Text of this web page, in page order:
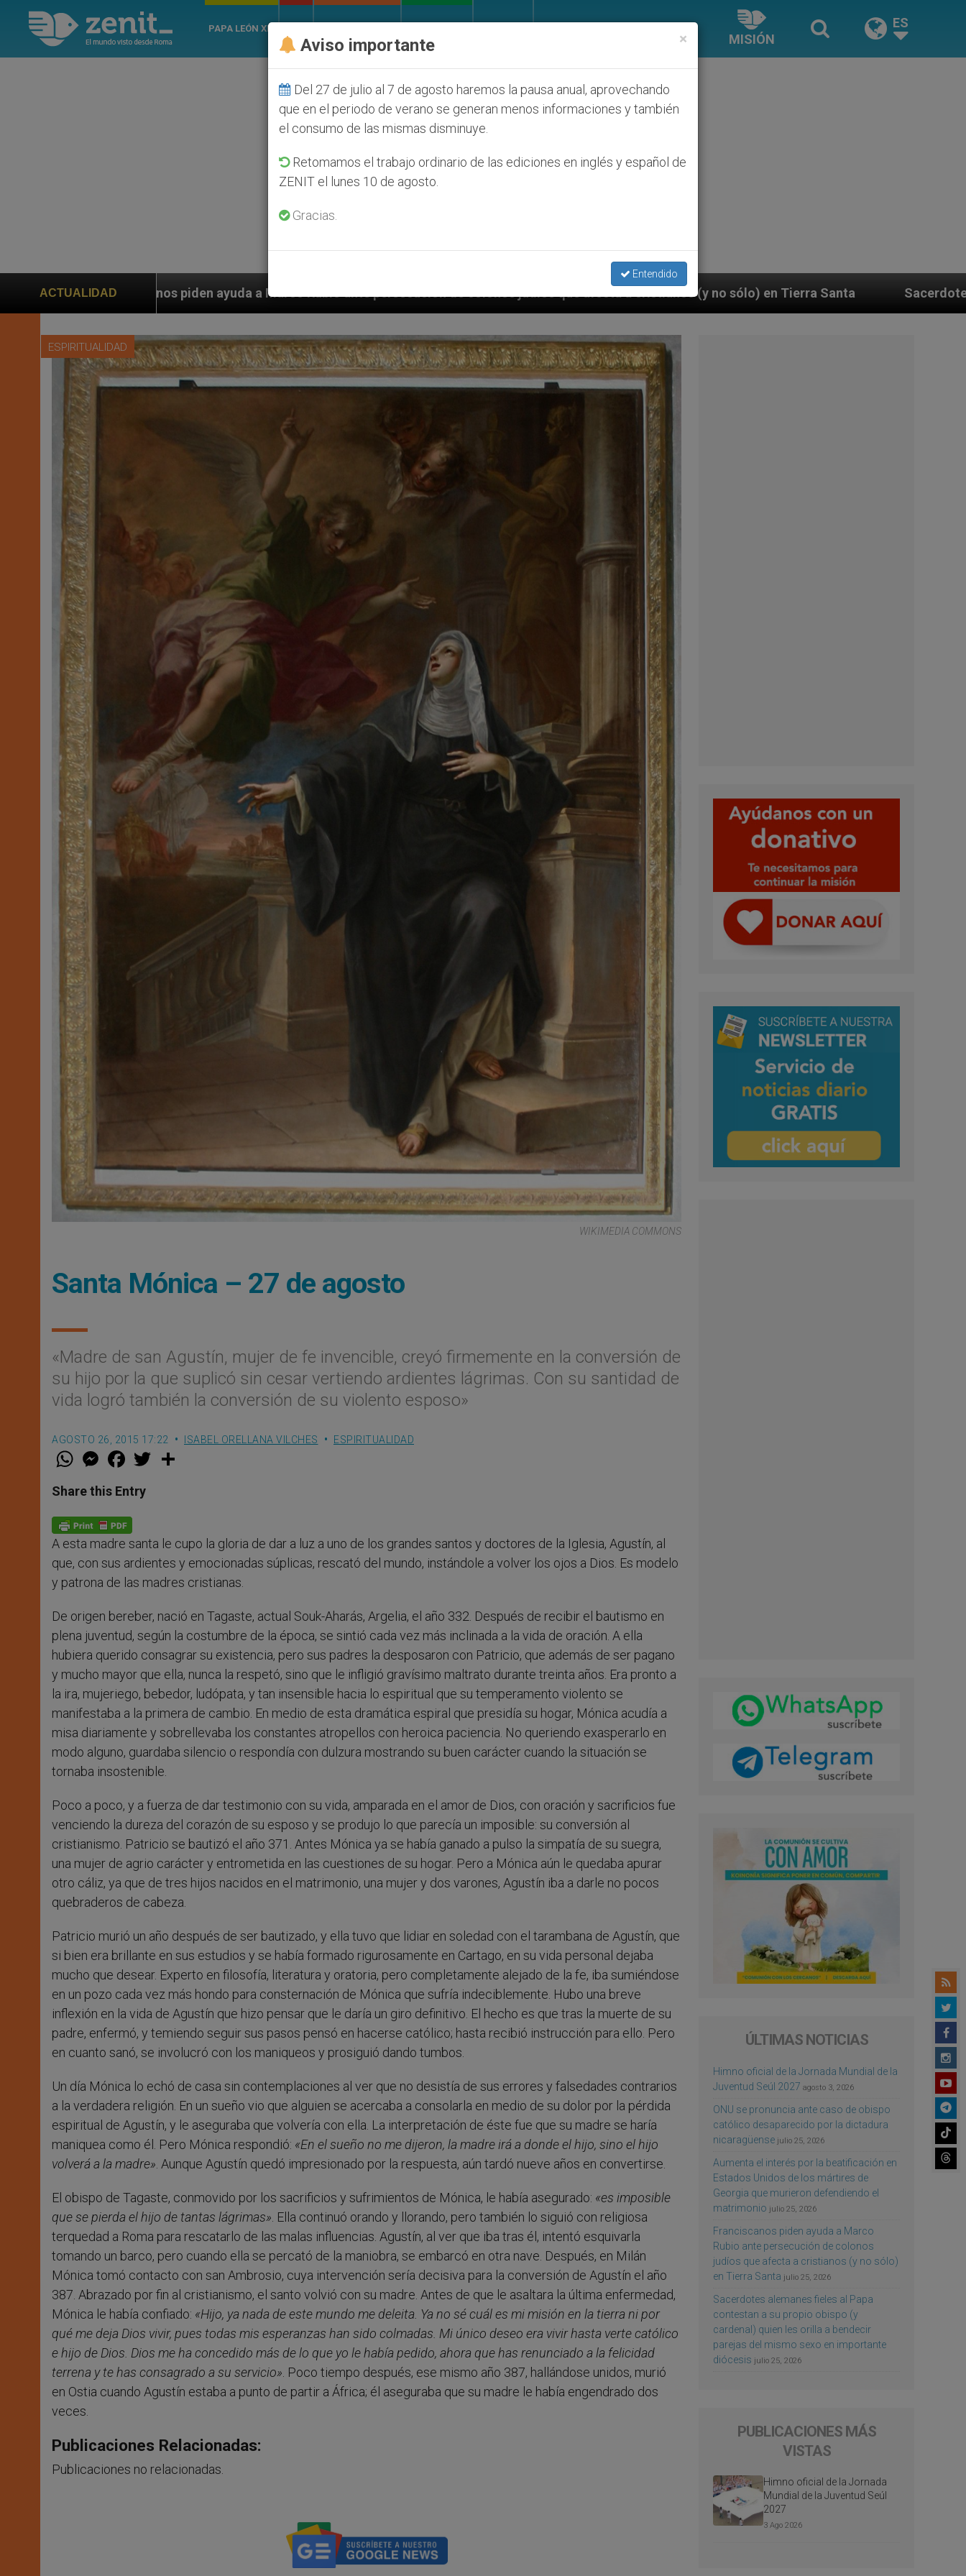
PAPA LEÓN XIV
MISIÓN
ES
ACTUALIDAD
a Marco Rubio ante persecución de colonos judíos que afecta a cristianos (y no sólo) en Tierra Santa Sacerdotes alemanes fieles al Papa contestan a
ESPIRITUALIDAD
WIKIMEDIA COMMONS
Santa Mónica – 27 de agosto
«Madre de san Agustín, mujer de fe invencible, creyó firmemente en la conversión de
su hijo por la que suplicó sin cesar vertiendo ardientes lágrimas. Con su santidad de
vida logró también la conversión de su violento esposo»
AGOSTO 26, 2015 17:22 ISABEL ORELLANA VILCHES ESPIRITUALIDAD
W
t
s
p
p
M
e
s
e
g
e
r
F
a
e
b
o
k
w
Share this Entry
A esta madre santa le cupo la gloria de dar a luz a uno de los grandes santos y doctores de la Iglesia, Agustín, al
que, con sus ardientes y emocionadas súplicas, rescató del mundo, instándole a volver los ojos a Dios. Es modelo
y patrona de las madres cristianas.
De origen bereber, nació en Tagaste, actual Souk-Aharás, Argelia, el año 332. Después de recibir el bautismo en
plena juventud, según la costumbre de la época, se sintió cada vez más inclinada a la vida de oración. A ella
hubiera querido consagrar su existencia, pero sus padres la desposaron con Patricio, que además de ser pagano
y mucho mayor que ella, nunca la respetó, sino que le infligió gravísimo maltrato durante treinta años. Era pronto a
la ira, mujeriego, bebedor, ludópata, y tan insensible hacia lo espiritual que su temperamento violento se
manifestaba a la primera de cambio. En medio de esta dramática espiral que presidía su hogar, Mónica acudía a
misa diariamente y sobrellevaba los constantes atropellos con heroica paciencia. No queriendo exasperarlo en
modo alguno, guardaba silencio o respondía con dulzura mostrando su buen carácter cuando la situación se
tornaba insostenible.
Poco a poco, y a fuerza de dar testimonio con su vida, amparada en el amor de Dios, con oración y sacrificios fue
venciendo la dureza del corazón de su esposo y se produjo lo que parecía un imposible: su conversión al
cristianismo. Patricio se bautizó el año 371. Antes Mónica ya se había ganado a pulso la simpatía de su suegra,
una mujer de agrio carácter y entrometida en las cuestiones de su hogar. Pero a Mónica aún le quedaba apurar
otro cáliz, ya que de tres hijos nacidos en el matrimonio, una mujer y dos varones, Agustín iba a darle no pocos
quebraderos de cabeza.
Patricio murió un año después de ser bautizado, y ella tuvo que lidiar en soledad con el tarambana de Agustín, que
si bien era brillante en sus estudios y se había formado rigurosamente en Cartago, en su vida personal dejaba
mucho que desear. Experto en filosofía, literatura y oratoria, pero completamente alejado de la fe, iba sumiéndose
en un pozo cada vez más hondo para consternación de Mónica que sufría indeciblemente. Hubo una breve
inflexión en la vida de Agustín que hizo pensar que le daría un giro definitivo. El hecho es que tras la muerte de su
padre, enfermó, y temiendo seguir sus pasos pensó en hacerse católico; hasta recibió instrucción para ello. Pero
en cuanto sanó, se involucró con los maniqueos y prosiguió dando tumbos.
Un día Mónica lo echó de casa sin contemplaciones al ver que no desistía de sus errores y falsedades contrarios
a la verdadera religión. En un sueño vio que alguien se acercaba a consolarla en medio de su dolor por la pérdida
espiritual de Agustín, y le aseguraba que volvería con ella. La interpretación de éste fue que su madre se haría
maniquea como él. Pero Mónica respondió: «En el sueño no me dijeron, la madre irá a donde el hijo, sino el hijo
volverá a la madre». Aunque Agustín quedó impresionado por la respuesta, aún tardó nueve años en convertirse.
El obispo de Tagaste, conmovido por los sacrificios y sufrimientos de Mónica, le había asegurado: «es imposible
que se pierda el hijo de tantas lágrimas». Ella continuó orando y llorando, pero también lo siguió con religiosa
terquedad a Roma para rescatarlo de las malas influencias. Agustín, al ver que iba tras él, intentó esquivarla
tomando un barco, pero cuando ella se percató de la maniobra, se embarcó en otra nave. Después, en Milán
Mónica tomó contacto con san Ambrosio, cuya intervención sería decisiva para la conversión de Agustín el año
387. Abrazado por fin al cristianismo, el santo volvió con su madre. Antes de que le asaltara la última enfermedad,
Mónica le había confiado: «Hijo, ya nada de este mundo me deleita. Ya no sé cuál es mi misión en la tierra ni por
qué me deja Dios vivir, pues todas mis esperanzas han sido colmadas. Mi único deseo era vivir hasta verte católico
e hijo de Dios. Dios me ha concedido más de lo que yo le había pedido, ahora que has renunciado a la felicidad
terrena y te has consagrado a su servicio». Poco tiempo después, ese mismo año 387, hallándose unidos, murió
en Ostia cuando Agustín estaba a punto de partir a África; él aseguraba que su madre le había engendrado dos
veces.
Publicaciones Relacionadas:
Publicaciones no relacionadas.
ÚLTIMAS NOTICIAS
Himno oficial de la Jornada Mundial de la
Juventud Seúl 2027 agosto 3, 2026
ONU se pronuncia ante caso de obispo
católico desaparecido por la dictadura
nicaragüense julio 25, 2026
Aumenta el interés por la beatificación en
Estados Unidos de los mártires de
Georgia que murieron defendiendo el
matrimonio julio 25, 2026
Franciscanos piden ayuda a Marco
Rubio ante persecución de colonos
judíos que afecta a cristianos (y no sólo)
en Tierra Santa julio 25, 2026
Sacerdotes alemanes fieles al Papa
contestan a su propio obispo (y
cardenal) quien les orilla a bendecir
parejas del mismo sexo en importante
diócesis julio 25, 2026
PUBLICACIONES MÁS
VISTAS
Himno oficial de la Jornada
Mundial de la Juventud Seúl
2027
3 Ago 2026
×
Aviso importante
Del 27 de julio al 7 de agosto haremos la pausa anual, aprovechando
que en el periodo de verano se generan menos informaciones y también
el consumo de las mismas disminuye.
Retomamos el trabajo ordinario de las ediciones en inglés y español de
ZENIT el lunes 10 de agosto.
Gracias.
Entendido